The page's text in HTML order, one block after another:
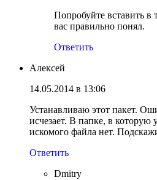
Попробуйте вставить в
вас правильно понял.
Ответить
Алексей
14.05.2014 в 13:06
Устанавливаю этот пакет.
исчезает. В папке, в которую
искомого файла нет.
Ответить
Dmitry